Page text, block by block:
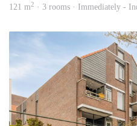
121 m2 · 3 rooms · Immediately -